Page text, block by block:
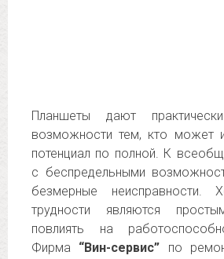
Планшеты дают
возможности тем, кто может
потенциал по полной. К
с беспредельными
безмерные неисправности.
трудности являются
повлиять на
Фирма “Вин-сервис” по